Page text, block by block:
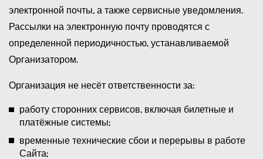
электронной почты, а также сервисные уведомления.
Рассылки на электронную почту проводятся с
определенной периодичностью, устанавливаемой
Организатором.
Организация не несёт ответственности за:
работу сторонних сервисов, включая билетные и
платёжные системы;
временные технические сбои и перерывы в работе
Сайта;